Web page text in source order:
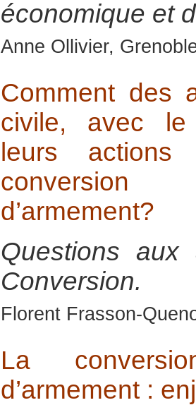
économique et
Anne Ollivier,
Comment des
civile, avec le
leurs
d’armement?
Questions
Conversion.
Florent Frasson-
La
d’armement :